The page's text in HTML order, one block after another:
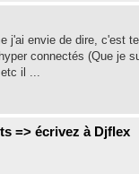
j'ai envie de dire, c'est
connectés (Que je
il ...
=> écrivez à Djflex